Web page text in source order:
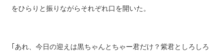
をひらりと振りながらそれぞれ口を開いた。
｢あれ、今日の迎えは黒ちゃんとちゃー君だけ？紫君としろしろ